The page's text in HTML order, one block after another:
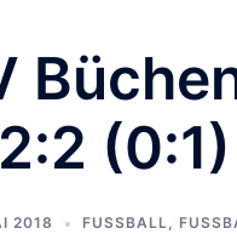
(0:1)
2018 FUSSBALL ,